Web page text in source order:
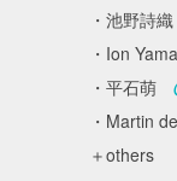
・池野詩織
・Ion
・平石萌
・Martin
＋others